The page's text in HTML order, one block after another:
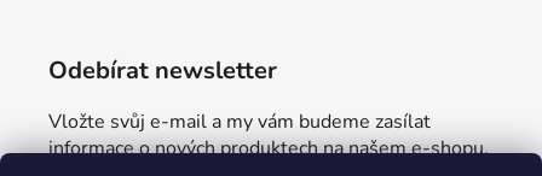
Odebírat newsletter
Vložte svůj e-mail a my vám budeme zasílat
informace o nových produktech na našem e-shopu.